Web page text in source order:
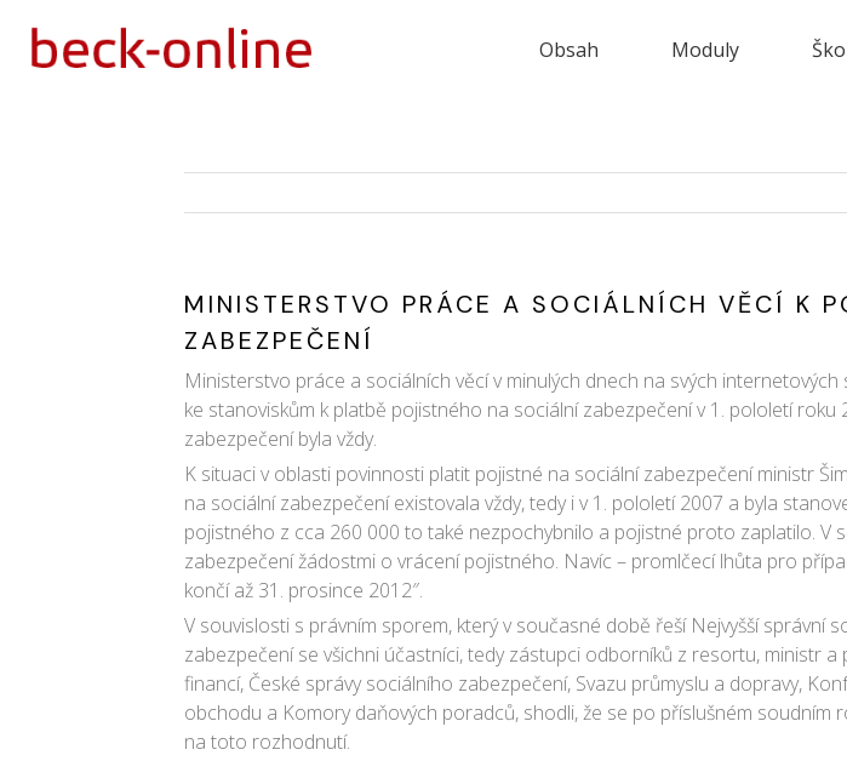
Obsah Moduly
MINISTERSTVO PRÁCE A SOCIÁLNÍCH VĚCÍ K
ZABEZPEČENÍ
Ministerstvo práce a sociálních věcí v minulých dnech na svých
ke stanoviskům k platbě pojistného na sociální zabezpečení v 1. pololetí
zabezpečení byla vždy.
K situaci v oblasti povinnosti platit pojistné na sociální zabezpečení ministr
na sociální zabezpečení existovala vždy, tedy i v 1. pololetí 2007 a byla
pojistného z cca 260 000 to také nezpochybnilo a pojistné proto zaplatilo.
zabezpečení žádostmi o vrácení pojistného. Navíc – promlčecí lhůta pro
končí až 31. prosince 2012″.
V souvislosti s právním sporem, který v současné době řeší Nejvyšší
zabezpečení se všichni účastníci, tedy zástupci odborníků z resortu, ministr
financí, České správy sociálního zabezpečení, Svazu průmyslu a dopravy,
obchodu a Komory daňových poradců, shodli, že se po příslušném
na toto rozhodnutí.